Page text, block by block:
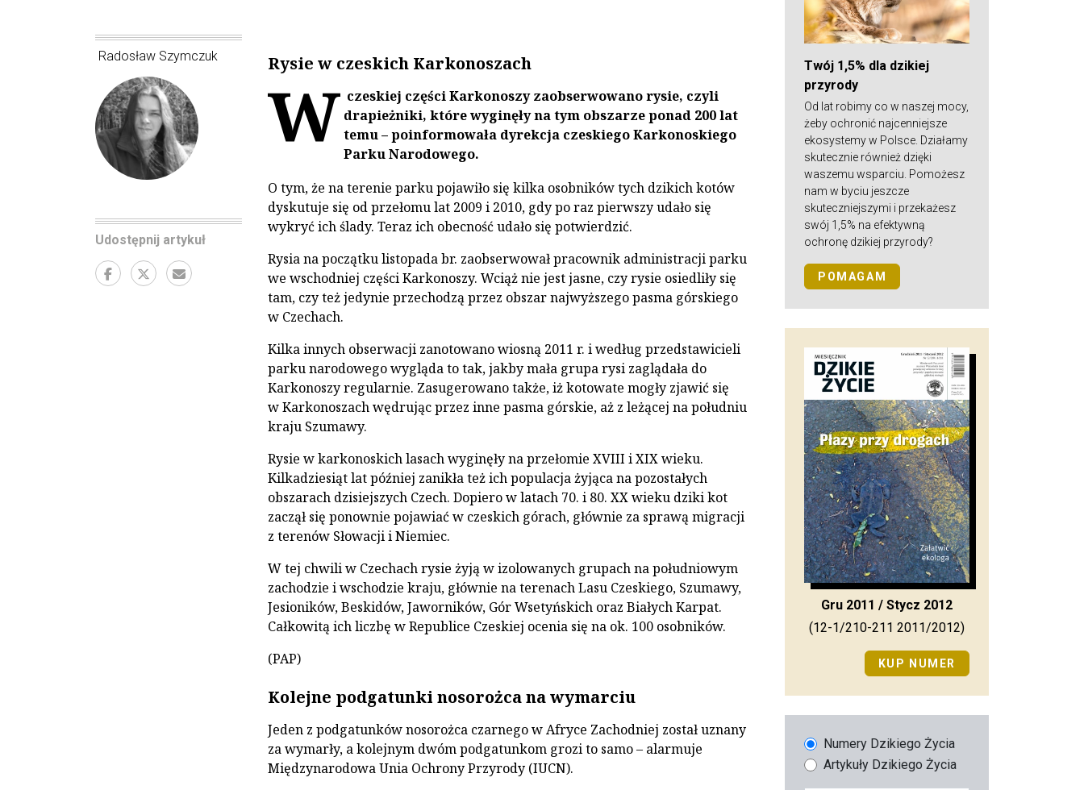
Radosław Szymczuk
Udostępnij artykuł
Rysie w czeskich Karkonoszach
W czeskiej części Karkonoszy zaobserwowano rysie, czyli
drapieżniki, które wyginęły na tym obszarze ponad 200 lat
temu – poinformowała dyrekcja czeskiego Karkonoskiego
Parku Narodowego.
O tym, że na terenie parku pojawiło się kilka osobników tych dzikich kotów
dyskutuje się od przełomu lat 2009 i 2010, gdy po raz pierwszy udało się
wykryć ich ślady. Teraz ich obecność udało się potwierdzić.
Rysia na początku listopada br. zaobserwował pracownik administracji parku
we wschodniej części Karkonoszy. Wciąż nie jest jasne, czy rysie osiedliły się
tam, czy też jedynie przechodzą przez obszar najwyższego pasma górskiego
w Czechach.
Kilka innych obserwacji zanotowano wiosną 2011 r. i według przedstawicieli
parku narodowego wygląda to tak, jakby mała grupa rysi zaglądała do
Karkonoszy regularnie. Zasugerowano także, iż kotowate mogły zjawić się
w Karkonoszach wędrując przez inne pasma górskie, aż z leżącej na południu
kraju Szumawy.
Rysie w karkonoskich lasach wyginęły na przełomie XVIII i XIX wieku.
Kilkadziesiąt lat później zanikła też ich populacja żyjąca na pozostałych
obszarach dzisiejszych Czech. Dopiero w latach 70. i 80. XX wieku dziki kot
zaczął się ponownie pojawiać w czeskich górach, głównie za sprawą migracji
z terenów Słowacji i Niemiec.
W tej chwili w Czechach rysie żyją w izolowanych grupach na południowym
zachodzie i wschodzie kraju, głównie na terenach Lasu Czeskiego, Szumawy,
Jesioników, Beskidów, Jaworników, Gór Wsetyńskich oraz Białych Karpat.
Całkowitą ich liczbę w Republice Czeskiej ocenia się na ok. 100 osobników.
(PAP)
Kolejne podgatunki nosorożca na wymarciu
Jeden z podgatunków nosorożca czarnego w Afryce Zachodniej został uznany
za wymarły, a kolejnym dwóm podgatunkom grozi to samo – alarmuje
Międzynarodowa Unia Ochrony Przyrody (IUCN).
Twój 1,5% dla dzikiej
przyrody
Od lat robimy co w naszej mocy,
żeby ochronić najcenniejsze
ekosystemy w Polsce. Działamy
skutecznie również dzięki
waszemu wsparciu. Pomożesz
nam w byciu jeszcze
skuteczniejszymi i przekażesz
swój 1,5% na efektywną
ochronę dzikiej przyrody?
POMAGAM
Gru 2011 / Stycz 2012
(12-1/210-211 2011/2012)
KUP NUMER
Numery Dzikiego Życia
Artykuły Dzikiego Życia